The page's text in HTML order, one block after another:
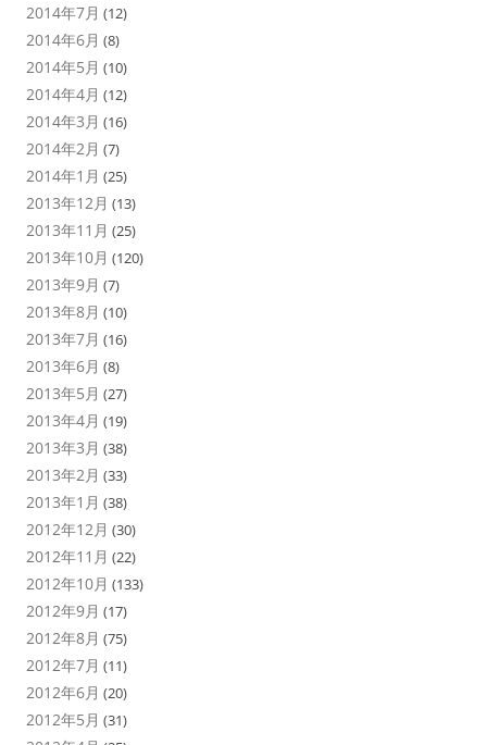
2014年7月 (12)
2014年6月 (8)
2014年5月 (10)
2014年4月 (12)
2014年3月 (16)
2014年2月 (7)
2014年1月 (25)
2013年12月 (13)
2013年11月 (25)
2013年10月 (120)
2013年9月 (7)
2013年8月 (10)
2013年7月 (16)
2013年6月 (8)
2013年5月 (27)
2013年4月 (19)
2013年3月 (38)
2013年2月 (33)
2013年1月 (38)
2012年12月 (30)
2012年11月 (22)
2012年10月 (133)
2012年9月 (17)
2012年8月 (75)
2012年7月 (11)
2012年6月 (20)
2012年5月 (31)